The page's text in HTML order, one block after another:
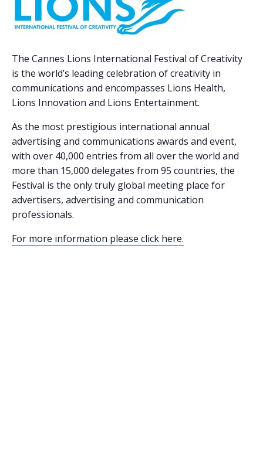
The Cannes Lions International Festival of Creativity
is the world’s leading celebration of creativity in
communications and encompasses Lions Health,
Lions Innovation and Lions Entertainment.
As the most prestigious international annual
advertising and communications awards and event,
with over 40,000 entries from all over the world and
more than 15,000 delegates from 95 countries, the
Festival is the only truly global meeting place for
advertisers, advertising and communication
professionals.
For more information please click here.